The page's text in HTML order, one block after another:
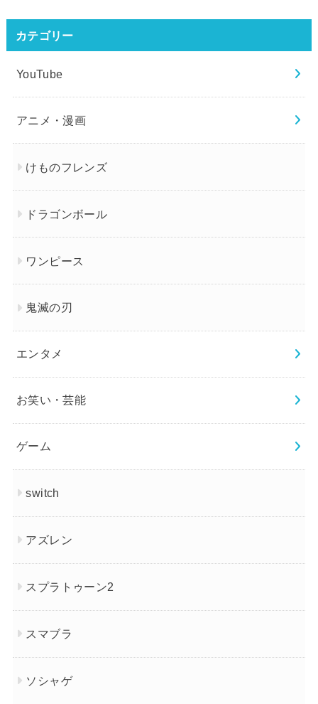
カテゴリー
YouTube
アニメ・漫画
けものフレンズ
ドラゴンボール
ワンピース
鬼滅の刃
エンタメ
お笑い・芸能
ゲーム
switch
アズレン
スプラトゥーン2
スマブラ
ソシャゲ